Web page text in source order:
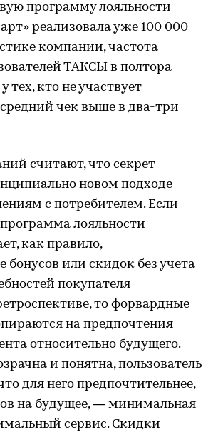
программу лояльности
реализовала уже 100 000
компании, частота
ТАКСЫ в полтора
тех, кто не участвует
чек выше в два-три
считают, что секрет
новом подходе
с потребителем. Если
лояльности
как правило,
бонусов или скидок без учета
покупателя
то форвардные
на предпочтения
относительно будущего.
и понятна, пользователь
для него предпочтительнее,
на будущее, — минимальная
сервис. Скидки